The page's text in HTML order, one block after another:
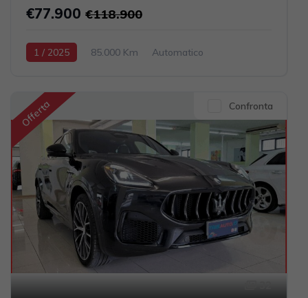
€77.900 €118.900
1 / 2025 85.000 Km
Automatico
2993cc 340CV / 250KW
Offerta Confronta